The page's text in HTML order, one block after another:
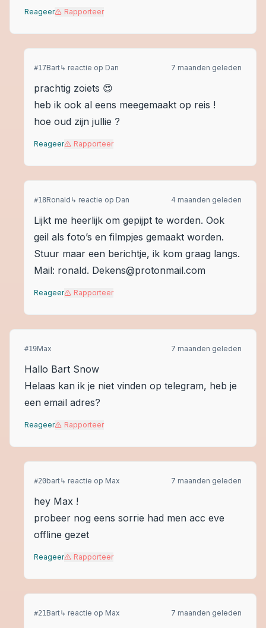
Reageer Rapporteer
#17Bart↳ reactie op Dan 7 maanden geleden
prachtig zoiets 😍
heb ik ook al eens meegemaakt op reis !
hoe oud zijn jullie ?
Reageer Rapporteer
#18Ronald ↳ reactie op Dan 4 maanden geleden
Lijkt me heerlijk om gepijpt te worden. Ook
geil als foto’s en filmpjes gemaakt worden.
Stuur maar een berichtje, ik kom graag langs.
Mail: ronald. Dekens@protonmail.com
Reageer Rapporteer
#19Max 7 maanden geleden
Hallo Bart Snow
Helaas kan ik je niet vinden op telegram, heb je
een email adres?
Reageer Rapporteer
#20bart↳ reactie op Max 7 maanden geleden
hey Max !
probeer nog eens sorrie had men acc eve
offline gezet
Reageer Rapporteer
#21Bart↳ reactie op Max 7 maanden geleden